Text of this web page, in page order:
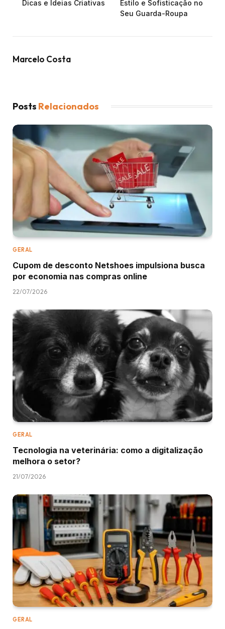
Dicas e Ideias Criativas
Estilo e Sofisticação no
Seu Guarda-Roupa
Marcelo Costa
Posts Relacionados
GERAL
Cupom de desconto Netshoes impulsiona busca
por economia nas compras online
22/07/2026
GERAL
Tecnologia na veterinária: como a digitalização
melhora o setor?
21/07/2026
GERAL